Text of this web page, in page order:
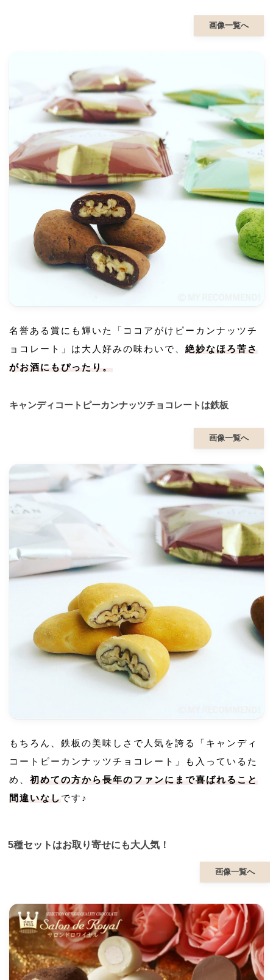
画像一覧へ
名誉ある賞にも輝いた「ココアがけピーカンナッツチ
ョコレート」は大人好みの味わいで、 絶妙なほろ苦さ
がお酒にもぴったり。
キャンディコートピーカンナッツチョコレートは鉄板
画像一覧へ
もちろん、鉄板の美味しさで人気を誇る「キャンディ
コートピーカンナッツチョコレート」も入っているた
め、 初めての方から長年のファンにまで喜ばれること
間違いなし です♪
5種セットはお取り寄せにも大人気！
画像一覧へ